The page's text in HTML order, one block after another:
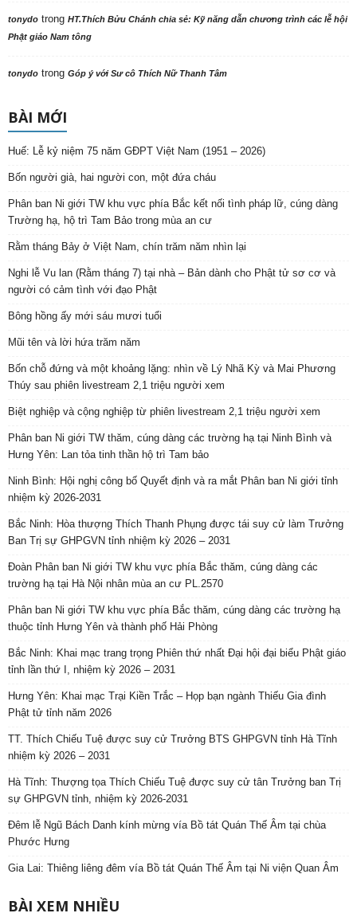
tonydo trong HT.Thích Bửu Chánh chia sẻ: Kỹ năng dẫn chương trình các lễ hội
Phật giáo Nam tông
tonydo trong Góp ý với Sư cô Thích Nữ Thanh Tâm
BÀI MỚI
Huế: Lễ kỷ niệm 75 năm GĐPT Việt Nam (1951 – 2026)
Bốn người già, hai người con, một đứa cháu
Phân ban Ni giới TW khu vực phía Bắc kết nối tình pháp lữ, cúng dàng
Trường hạ, hộ trì Tam Bảo trong mùa an cư
Rằm tháng Bảy ở Việt Nam, chín trăm năm nhìn lại
Nghi lễ Vu lan (Rằm tháng 7) tại nhà – Bản dành cho Phật tử sơ cơ và
người có cảm tình với đạo Phật
Bông hồng ấy mới sáu mươi tuổi
Mũi tên và lời hứa trăm năm
Bốn chỗ đứng và một khoảng lặng: nhìn về Lý Nhã Kỳ và Mai Phương
Thúy sau phiên livestream 2,1 triệu người xem
Biệt nghiệp và cộng nghiệp từ phiên livestream 2,1 triệu người xem
Phân ban Ni giới TW thăm, cúng dàng các trường hạ tại Ninh Bình và
Hưng Yên: Lan tỏa tinh thần hộ trì Tam bảo
Ninh Bình: Hội nghị công bố Quyết định và ra mắt Phân ban Ni giới tỉnh
nhiệm kỳ 2026-2031
Bắc Ninh: Hòa thượng Thích Thanh Phụng được tái suy cử làm Trưởng
Ban Trị sự GHPGVN tỉnh nhiệm kỳ 2026 – 2031
Đoàn Phân ban Ni giới TW khu vực phía Bắc thăm, cúng dàng các
trường hạ tại Hà Nội nhân mùa an cư PL.2570
Phân ban Ni giới TW khu vực phía Bắc thăm, cúng dàng các trường hạ
thuộc tỉnh Hưng Yên và thành phố Hải Phòng
Bắc Ninh: Khai mạc trang trọng Phiên thứ nhất Đại hội đại biểu Phật giáo
tỉnh lần thứ I, nhiệm kỳ 2026 – 2031
Hưng Yên: Khai mạc Trại Kiền Trắc – Họp bạn ngành Thiếu Gia đình
Phật tử tỉnh năm 2026
TT. Thích Chiếu Tuệ được suy cử Trưởng BTS GHPGVN tỉnh Hà Tĩnh
nhiệm kỳ 2026 – 2031
Hà Tĩnh: Thượng tọa Thích Chiếu Tuệ được suy cử tân Trưởng ban Trị
sự GHPGVN tỉnh, nhiệm kỳ 2026-2031
Đêm lễ Ngũ Bách Danh kính mừng vía Bồ tát Quán Thế Âm tại chùa
Phước Hưng
Gia Lai: Thiêng liêng đêm vía Bồ tát Quán Thế Âm tại Ni viện Quan Âm
BÀI XEM NHIỀU